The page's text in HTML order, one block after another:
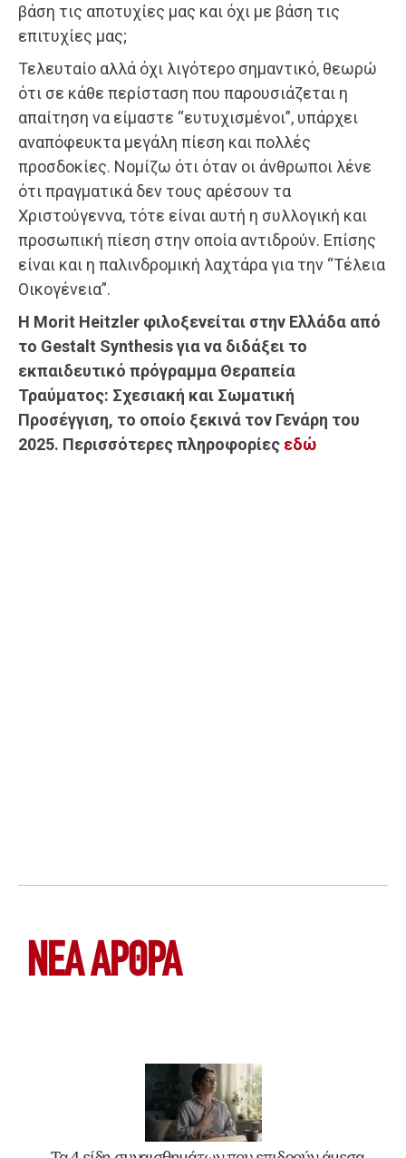
βάση τις αποτυχίες μας και όχι με βάση τις
επιτυχίες μας;
Τελευταίο αλλά όχι λιγότερο σημαντικό, θεωρώ
ότι σε κάθε περίσταση που παρουσιάζεται η
απαίτηση να είμαστε “ευτυχισμένοι”, υπάρχει
αναπόφευκτα μεγάλη πίεση και πολλές
προσδοκίες. Νομίζω ότι όταν οι άνθρωποι λένε
ότι πραγματικά δεν τους αρέσουν τα
Χριστούγεννα, τότε είναι αυτή η συλλογική και
προσωπική πίεση στην οποία αντιδρούν. Επίσης
είναι και η παλινδρομική λαχτάρα για την “Τέλεια
Οικογένεια”.
H Morit Heitzler φιλοξενείται στην Ελλάδα από
το Gestalt Synthesis για να διδάξει το
εκπαιδευτικό πρόγραμμα Θεραπεία
Τραύματος: Σχεσιακή και Σωματική
Προσέγγιση, το οποίο ξεκινά τον Γενάρη του
2025. Περισσότερες πληροφορίες εδώ
ΝΕΑ ΆΡΘΡΑ